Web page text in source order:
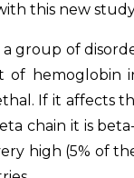
this new
a group of
of
If it affects
chain it is
high (5% of